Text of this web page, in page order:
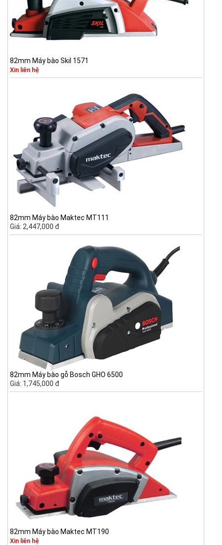
82mm Máy bào Skil 1571
Xin liên hệ
82mm Máy bào Maktec MT111
Giá: 2,447,000 đ
82mm Máy bào gỗ Bosch GHO 6500
Giá: 1,745,000 đ
82mm Máy bào Maktec MT190
Xin liên hệ